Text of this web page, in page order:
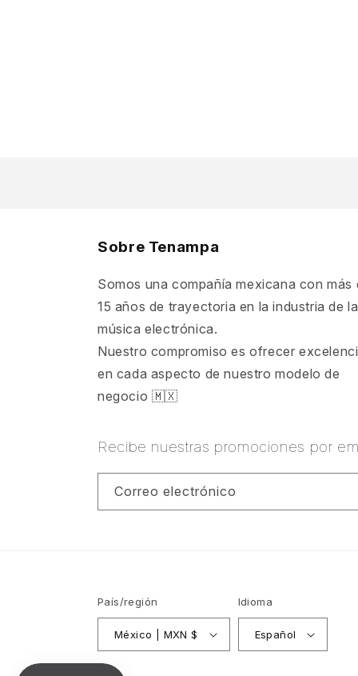
Sobre Tenampa
Somos una compañía mexicana con más
15 años de trayectoria en la industria de la
música electrónica.
Nuestro compromiso es ofrecer
en cada aspecto de nuestro modelo de
negocio 🇲🇽
Recibe nuestras promociones por
Correo electrónico
País/región
México | MXN $
Idioma
Español